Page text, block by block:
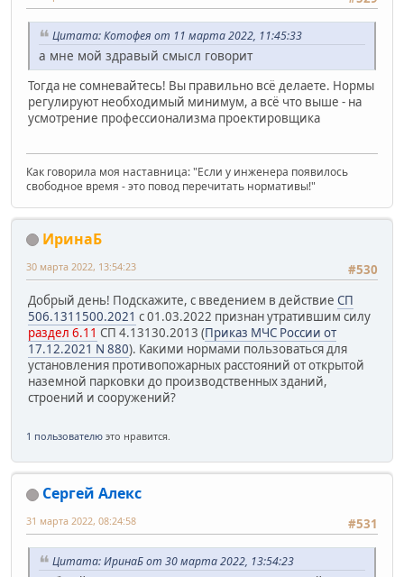
Цитата: Котофея от 11 марта 2022, 11:45:33
а мне мой здравый смысл говорит
Тогда не сомневайтесь! Вы правильно всё делаете. Нормы
регулируют необходимый минимум, а всё что выше - на
усмотрение профессионализма проектировщика
Как говорила моя наставница: "Если у инженера появилось
свободное время - это повод перечитать нормативы!"
ИринаБ
#530
30 марта 2022, 13:54:23
Добрый день! Подскажите, с введением в действие СП
506.1311500.2021 с 01.03.2022 признан утратившим силу
раздел 6.11 СП 4.13130.2013 (Приказ МЧС России от
17.12.2021 N 880). Какими нормами пользоваться для
установления противопожарных расстояний от открытой
наземной парковки до производственных зданий,
строений и сооружений?
1 пользователю это нравится.
Сергей Алекс
#531
31 марта 2022, 08:24:58
Цитата: ИринаБ от 30 марта 2022, 13:54:23